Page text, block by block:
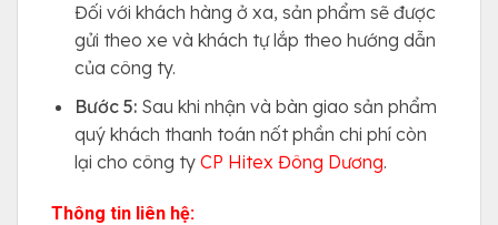
Đối với khách hàng ở xa, sản phẩm sẽ được
gửi theo xe và khách tự lắp theo hướng dẫn
của công ty.
Bước 5:Sau khi nhận và bàn giao sản phẩm
quý khách thanh toán nốt phần chi phí còn
lại cho công ty CP Hitex Đông Dương.
Thông tin liên hệ: